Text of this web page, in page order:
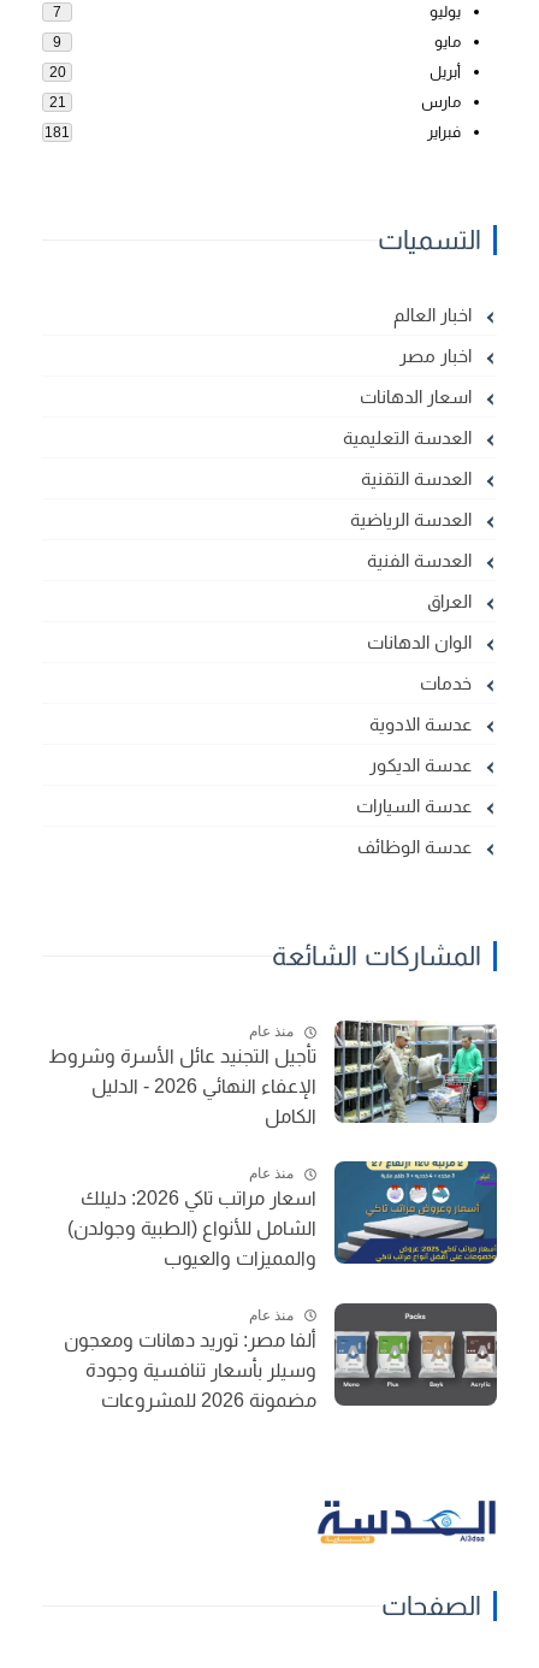
يوليو 7
مايو 9
أبريل 20
مارس 21
فبراير 181
التسميات
اخبار العالم
اخبار مصر
اسعار الدهانات
العدسة التعليمية
العدسة التقنية
العدسة الرياضية
العدسة الفنية
العراق
الوان الدهانات
خدمات
عدسة الادوية
عدسة الديكور
عدسة السيارات
عدسة الوظائف
المشاركات الشائعة
منذ عام
تأجيل التجنيد عائل الأسرة وشروط
الإعفاء النهائي 2026 - الدليل
الكامل
منذ عام
اسعار مراتب تاكي 2026: دليلك
الشامل للأنواع (الطبية وجولدن)
والمميزات والعيوب
منذ عام
ألفا مصر: توريد دهانات ومعجون
وسيلر بأسعار تنافسية وجودة
مضمونة 2026 للمشروعات
الصفحات